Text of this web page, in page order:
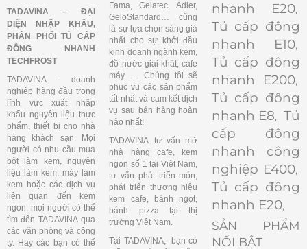
TADAVINA – ĐẠI
DIỆN NHẬP KHẨU,
PHÂN PHỐI TỦ CẤP
ĐÔNG NHANH
TECHFROST
TADAVINA - doanh
nghiệp hàng đầu trong
lĩnh vực xuất nhập
khẩu nguyên liệu thực
phẩm, thiết bị cho nhà
hàng khách sạn. Mọi
người có nhu cầu mua
bột làm kem, nguyên
liệu làm kem, máy làm
kem hoặc các dịch vụ
liên quan đến kem
ngon, mọi người có thể
tìm đến TADAVINA qua
các văn phòng và công
ty. Hay các bạn có thể
Fama, Gelatec, Adler,
GeloStandard… cũng
là sự lựa chọn sáng giá
nhất cho sự khởi đầu
kinh doanh ngành kem,
đồ nước giải khát, cafe
máy … Chúng tôi sẽ
phục vụ các sản phẩm
tất nhất và cam kết dịch
vụ sau bán hàng hoàn
hảo nhất!
TADAVINA tư vấn mở
nhà hàng cafe, kem
ngon số 1 tại Việt Nam,
tư vấn phát triển món,
phát triển thương hiệu
kem cafe, bánh ngọt,
bánh pizza tại thị
trường Việt Nam.
Tại TADAVINA, bạn có
nhanh E20,
Tủ cấp đông
nhanh E10,
Tủ cấp đông
nhanh E200,
Tủ cấp đông
nhanh E8, Tủ
cấp đông
nhanh công
nghiệp E400,
Tủ cấp đông
nhanh E20,
SẢN PHẨM
NỔI BẬT